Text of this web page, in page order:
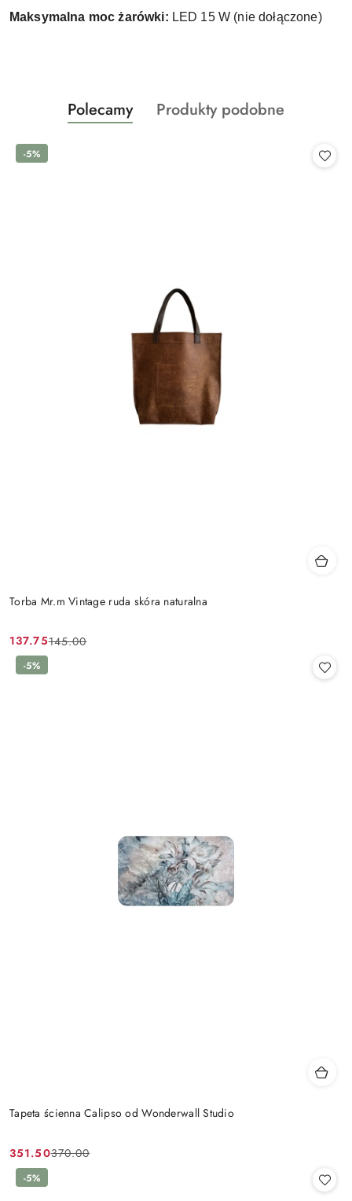
Maksymalna moc żarówki: LED 15 W (nie dołączone)
Pomiń karuzelę produktów
Produkty
o
Polecamy
Produkty
Produkty podobne
Torba Mr.m Vintage ruda skóra naturalna
Cena
promocyjna:
137.75
Cena
przed
145.00
-5%
Tapeta ścienna Calipso od Wonderwall Studio
Cena
promocyjna:
351.50
Cena
przed
370.00
-5%
-5%